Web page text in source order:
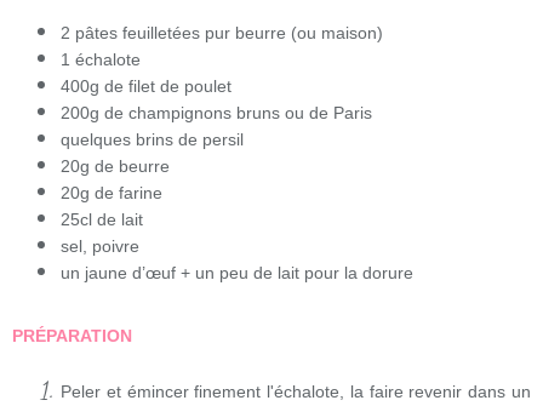
2 pâtes feuilletées pur beurre (ou maison)
1 échalote
400g de filet de poulet
200g de champignons bruns ou de Paris
quelques brins de persil
20g de beurre
20g de farine
25cl de lait
sel, poivre
un jaune d’œuf + un peu de lait pour la dorure
PRÉPARATION
Peler et émincer finement l'échalote, la faire revenir dans un